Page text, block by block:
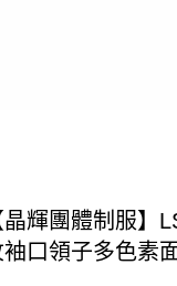
晶輝團體制服】
袖口領子多色素